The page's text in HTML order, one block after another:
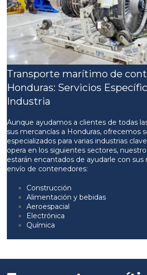
Transporte marítimo de
Honduras: Servicios
Industria
Aunque ayudamos a clientes de todas
sus mercancías a Honduras, ofrecemos
especializados para varias industrias
opera en los siguientes sectores,
estarán encantados de ayudarle con sus
envío de contenedores:
Construcción
Alimentación y bebidas
Aeroespacial
Electrónica
Química